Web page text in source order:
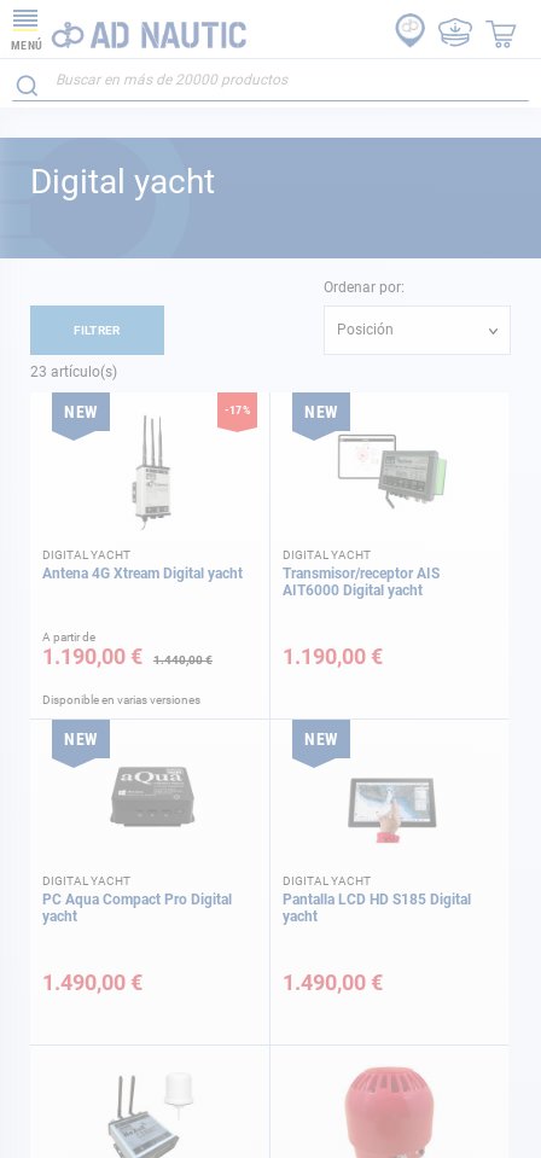
MENÚ
Digital yacht
23 artículo(s)
Ordenar por:
Posición
-17%
NEW
DIGITAL YACHT
Antena 4G Xtream Digital yacht
A partir de
1.190,00 € 1.440,00 €
Disponible en varias versiones
NEW
DIGITAL YACHT
Transmisor/receptor AIS
AIT6000 Digital yacht
1.190,00 €
NEW
DIGITAL YACHT
PC Aqua Compact Pro Digital
yacht
1.490,00 €
NEW
DIGITAL YACHT
Pantalla LCD HD S185 Digital
yacht
1.490,00 €
FILTRER